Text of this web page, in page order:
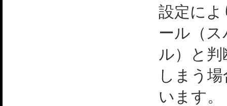
設定に
ール（
ル）と
しまう
います。